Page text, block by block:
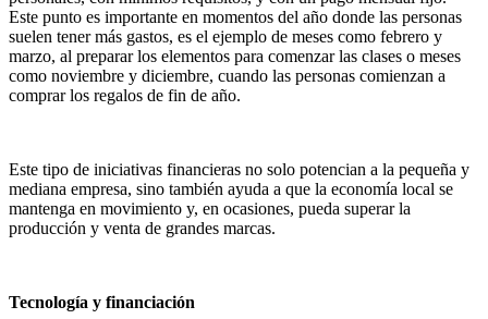
Este punto es importante en momentos del año donde las personas
suelen tener más gastos, es el ejemplo de meses como febrero y
marzo, al preparar los elementos para comenzar las clases o meses
como noviembre y diciembre, cuando las personas comienzan a
comprar los regalos de fin de año.
Este tipo de iniciativas financieras no solo potencian a la pequeña y
mediana empresa, sino también ayuda a que la economía local se
mantenga en movimiento y, en ocasiones, pueda superar la
producción y venta de grandes marcas.
Tecnología y financiación